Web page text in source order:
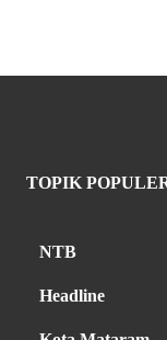
TOPIK
NTB
Headline